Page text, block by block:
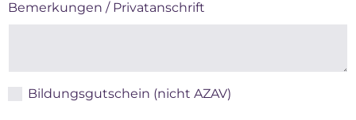
Bemerkungen / Privatanschrift
Bildungsgutschein (nicht AZAV)